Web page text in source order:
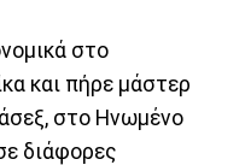
στο
και πήρε μάστερ
στο Ηνωμένο
διάφορες